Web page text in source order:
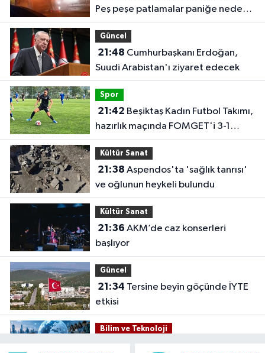
Peş peşe patlamalar paniğe neden
oldu
Güncel
21:48
Suudi Arabistan'ı ziyaret edecek
Spor
21:42
hazırlık maçında FOMGET'i 3-1
mağlup etti
Kültür Sanat
21:38
ve oğlunun heykeli bulundu
Kültür Sanat
21:36
başlıyor
Güncel
21:34
etkisi
Bilim ve Teknoloji